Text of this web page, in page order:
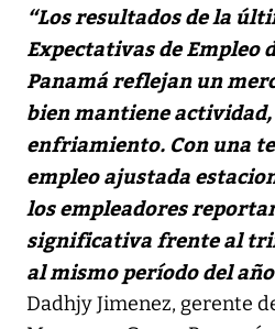
“Los resultados de la
Expectativas de Empleo
Panamá reflejan un
bien mantiene
enfriamiento. Con una
empleo ajustada
los empleadores
significativa frente al
al mismo período del
Dadhjy Jimenez, gerente